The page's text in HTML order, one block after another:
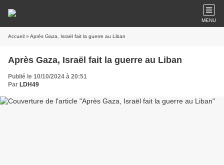
MENU
Accueil » Après Gaza, Israël fait la guerre au Liban
Après Gaza, Israël fait la guerre au Liban
Publié le 10/10/2024 à 20:51
Par LDH49